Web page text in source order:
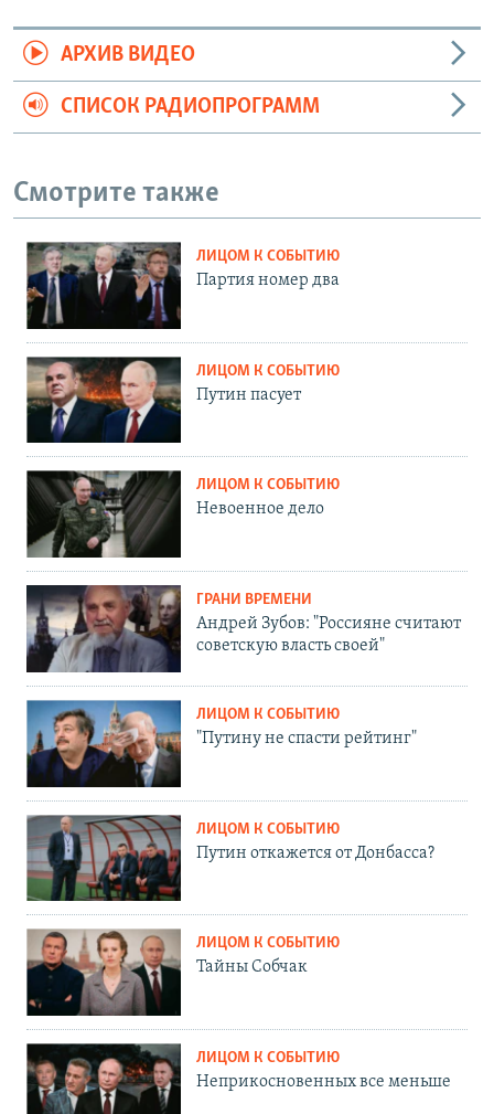
АРХИВ ВИДЕО
СПИСОК РАДИОПРОГРАММ
Смотрите также
ЛИЦОМ К СОБЫТИЮ
Партия номер два
ЛИЦОМ К СОБЫТИЮ
Путин пасует
ЛИЦОМ К СОБЫТИЮ
Невоенное дело
ГРАНИ ВРЕМЕНИ
Андрей Зубов: "Россияне считают
советскую власть своей"
ЛИЦОМ К СОБЫТИЮ
"Путину не спасти рейтинг"
ЛИЦОМ К СОБЫТИЮ
Путин откажется от Донбасса?
ЛИЦОМ К СОБЫТИЮ
Тайны Собчак
ЛИЦОМ К СОБЫТИЮ
Неприкосновенных все меньше